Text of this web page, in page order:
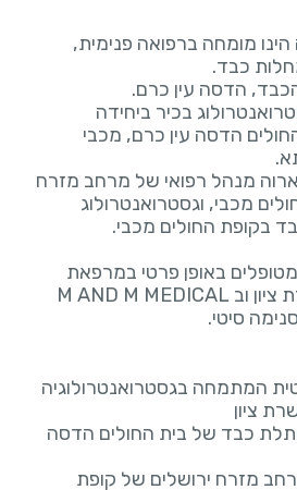
מומחה ברפואה פנימית,
בכיר ביחידה
הדסה עין כרם, מכבי
מנהל רפואי של מרחב מזרח
מכבי, וגסטרואנטרולוג
באופן פרטי במרפאת
קשת רפואה במבשרת ציון וב M AND M MEDICAL
סיטי.
המתמחה בגסטרואנטרולוגיה
ציון
כבד של בית החולים הדסה
מזרח ירושלים של קופת